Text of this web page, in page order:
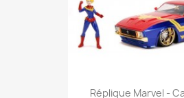
Réplique Marvel -